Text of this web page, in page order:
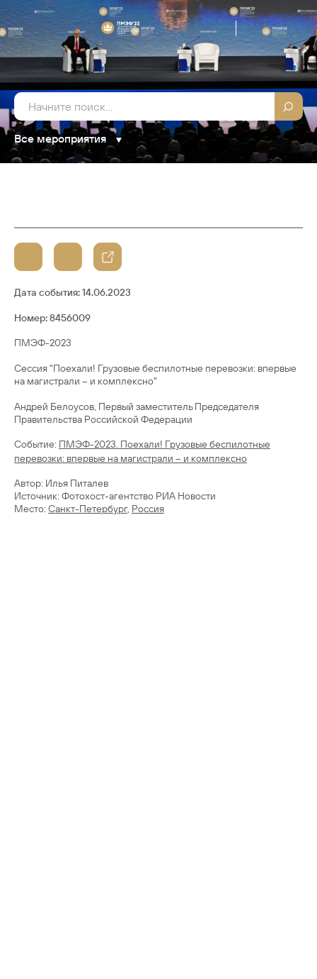
Все мероприятия
Дата события:14.06.2023
Номер: 8456009
ПМЭФ-2023
Сессия "Поехали! Грузовые беспилотные перевозки: впервые
на магистрали – и комплексно"
Андрей Белоусов, Первый заместитель Председателя
Правительства Российской Федерации
Cобытие: ПМЭФ-2023. Поехали! Грузовые беспилотные
перевозки: впервые на магистрали – и комплексно
Автор: Илья Питалев
Источник: Фотохост-агентство РИА Новости
Место: Санкт-Петербург, Россия